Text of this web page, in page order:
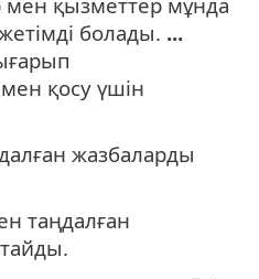
болады. ...
қосу үшін
жазбаларды
таңдалған